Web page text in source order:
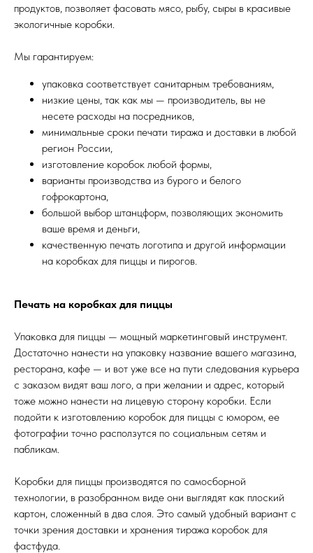
продуктов, позволяет фасовать мясо, рыбу, сыры в красивые
экологичные коробки.
Мы гарантируем:
упаковка соответствует санитарным требованиям,
низкие цены, так как мы — производитель, вы не
несете расходы на посредников,
минимальные сроки печати тиража и доставки в любой
регион России,
изготовление коробок любой формы,
варианты производства из бурого и белого
гофрокартона,
большой выбор штанцформ, позволяющих экономить
ваше время и деньги,
качественную печать логотипа и другой информации
на коробках для пиццы и пирогов.
Печать на коробках для пиццы
Упаковка для пиццы — мощный маркетинговый инструмент.
Достаточно нанести на упаковку название вашего магазина,
ресторана, кафе — и вот уже все на пути следования курьера
с заказом видят ваш лого, а при желании и адрес, который
тоже можно нанести на лицевую сторону коробки. Если
подойти к изготовлению коробок для пиццы с юмором, ее
фотографии точно расползутся по социальным сетям и
пабликам.
Коробки для пиццы производятся по самосборной
технологии, в разобранном виде они выглядят как плоский
картон, сложенный в два слоя. Это самый удобный вариант с
точки зрения доставки и хранения тиража коробок для
фастфуда.